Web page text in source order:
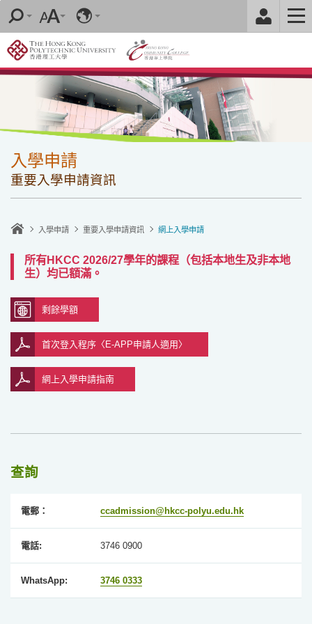
至
容
的
入學申請
重要入學申請資訊
入學申請 重要入學申請資訊 網上入學申請
所有HKCC 2026/27學年的課程（包括本地生及非本地
生）均已額滿。
剩餘學額
首次登入程序〈E-APP申請人適用〉
網上入學申請指南
查詢
電郵： ccadmission@hkcc-polyu.edu.hk
電話: 3746 0900
WhatsApp: 3746 0333